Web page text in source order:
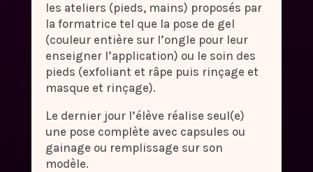
les ateliers (pieds, mains) proposés par
la formatrice tel que la pose de gel
(couleur entière sur l’ongle pour leur
enseigner l’application) ou le soin des
pieds (exfoliant et râpe puis rinçage et
masque et rinçage).
Le dernier jour l’élève réalise seul(e)
une pose complète avec capsules ou
gainage ou remplissage sur son
modèle.